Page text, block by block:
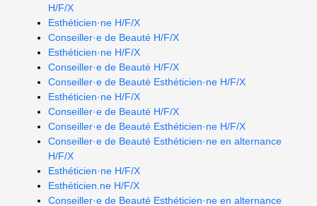
H/F/X
Esthéticien·ne H/F/X
Conseiller·e de Beauté H/F/X
Esthéticien·ne H/F/X
Conseiller·e de Beauté H/F/X
Conseiller·e de Beauté Esthéticien·ne H/F/X
Esthéticien·ne H/F/X
Conseiller·e de Beauté H/F/X
Conseiller·e de Beauté Esthéticien·ne H/F/X
Conseiller·e de Beauté Esthéticien·ne en alternance
H/F/X
Esthéticien·ne H/F/X
Esthéticien.ne H/F/X
Conseiller·e de Beauté Esthéticien·ne en alternance